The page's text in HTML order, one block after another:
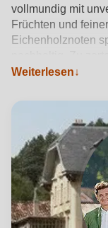
vollmundig mit
Früchten und
Eichenholznoten
in sahnigen
Produktdetails
Weiterlesen